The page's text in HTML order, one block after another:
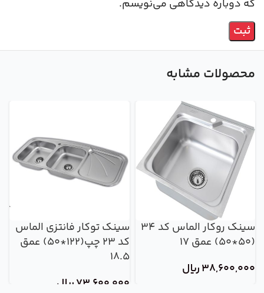
که دوباره دیدگاهی می‌نویسم.
محصولات مشابه
سینک روکار الماس کد 34
(50*50) عمق 17
38,600,000ریال
سینک توکار فانتزی الماس
کد 23 چپ(122*50) عمق
18.5
73,600,000ریال